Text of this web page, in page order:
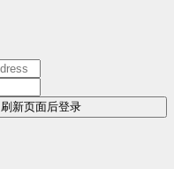
刷新页面后登录